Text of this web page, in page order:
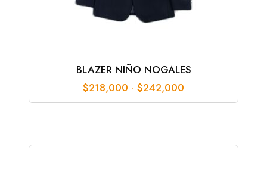
BLAZER NIÑO NOGALES
$218,000 - $242,000
de
hasta